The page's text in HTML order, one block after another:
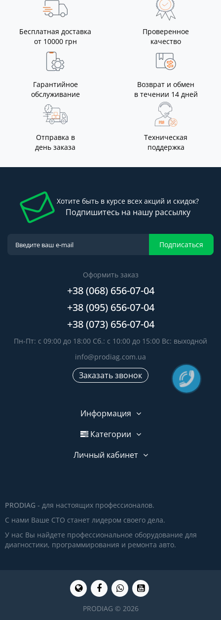
Бесплатная доставка
от 10000 грн
Проверенное
качество
Гарантийное
обслуживание
Возврат и обмен
в течении 14 дней
Отправка в
день заказа
Техническая
поддержка
Хотите быть в курсе всех акций и скидок?
Подпишитесь на нашу рассылку
Подписаться
Оформить заказ
+38 (068) 656-07-04
+38 (095) 656-07-04
+38 (073) 656-07-04
Пн-Пт: с 09:00 до 18:00 Сб.: с 10:00 до 15:00 Вс: выходной
info@prodiag.com.ua
Заказать звонок
Информация
Категории
Личный кабинет
PRODIAG - для настоящих профессионалов.
С нами Ваше СТО станет лидером своего дела.
У нас Вы найдете профессиональное оборудование для
диагностики, программирования и ремонта авто.
PRODIAG © 2026